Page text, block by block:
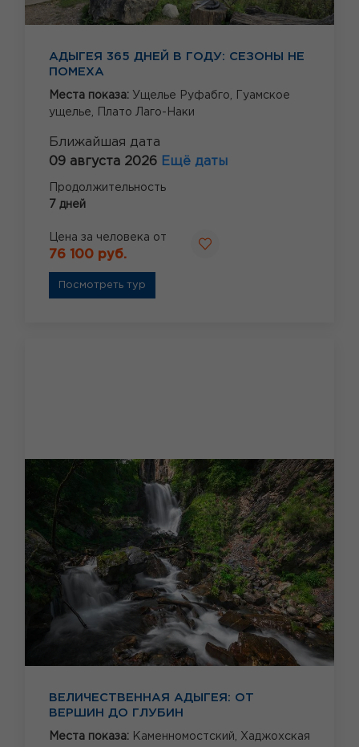
АДЫГЕЯ 365 ДНЕЙ В ГОДУ: СЕЗОНЫ НЕ
ПОМЕХА
Места показа: Ущелье Руфабго,
Гуамское
ущелье,
Плато Лаго-Наки
Ближайшая дата
09 августа 2026 Ещё даты
Продолжительность
7 дней
Цена за человека от
76 100 руб.
Посмотреть тур
ВЕЛИЧЕСТВЕННАЯ АДЫГЕЯ: ОТ
ВЕРШИН ДО ГЛУБИН
Места показа: Каменномостский, Хаджохская